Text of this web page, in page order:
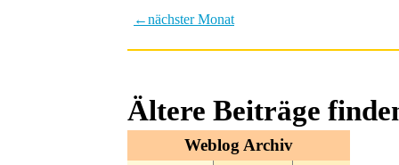
←nächster Monat
Ältere Beiträge
Weblog Archiv